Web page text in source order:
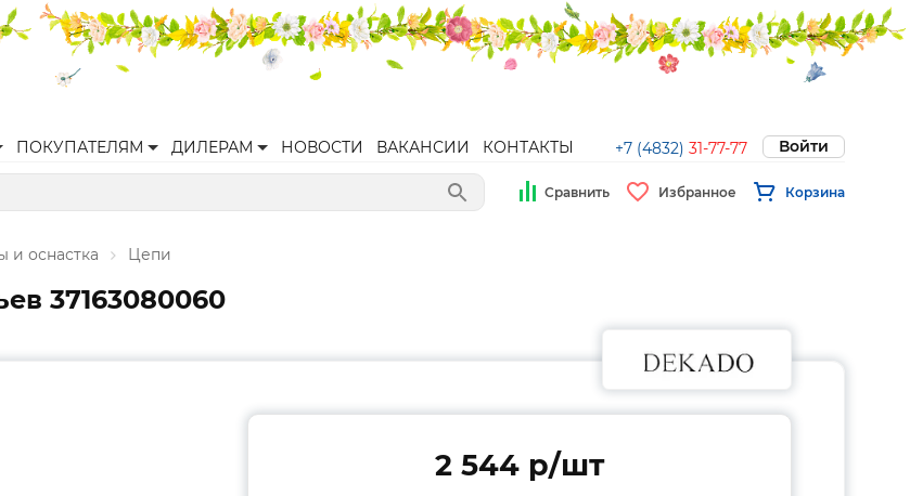
ПОКУПАТЕЛЯМ ДИЛЕРАМ НОВОСТИ ВАКАНСИИ КОНТАКТЫ +7 (4832) 31-77-77 Войти
Сравнить Избранное Корзина
и оснастка Цепи
37163080060
2 544 p/шт